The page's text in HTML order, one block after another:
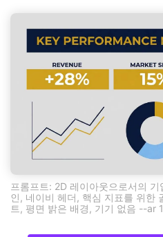
프롬프트: 2D 레이아웃으로서의
인, 네이비 헤더, 핵심 지표를 위한
트, 평면 밝은 배경, 기기 없음 --ar